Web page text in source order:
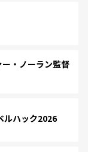
・ノーラン監督
ハック2026